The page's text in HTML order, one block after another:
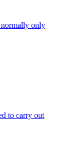
only
to carry out